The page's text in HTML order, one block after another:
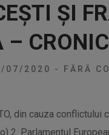
ȘI
–
07/2020 - FĂRĂ
din cauza
2. Parlamentul